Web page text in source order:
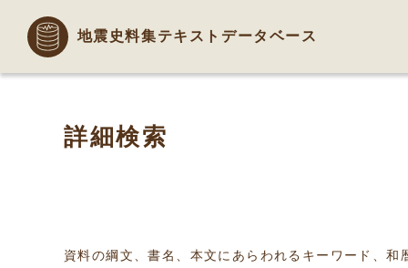
地震史料集テキストデータベース
詳細検索
資料の綱文、書名、本文にあらわれるキーワード、